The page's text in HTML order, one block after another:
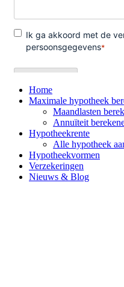
Home
Maximale hypotheek
Maandlasten
Annuïteit
Hypotheekrente
Alle hypotheek
Hypotheekvormen
Verzekeringen
Nieuws & Blog